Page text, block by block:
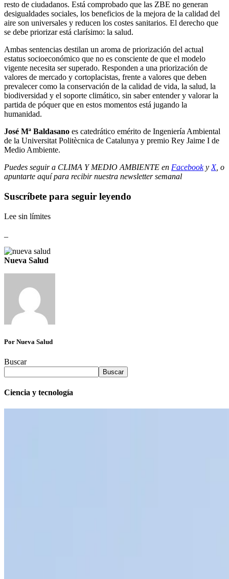
resto de ciudadanos. Está comprobado que las ZBE no generan
desigualdades sociales, los beneficios de la mejora de la calidad del
aire son universales y reducen los costes sanitarios. El derecho que
se debe priorizar está clarísimo: la salud.
Ambas sentencias destilan un aroma de priorización del actual
estatus socioeconómico que no es consciente de que el modelo
vigente necesita ser superado. Responden a una priorización de
valores de mercado y cortoplacistas, frente a valores que deben
prevalecer como la conservación de la calidad de vida, la salud, la
biodiversidad y el soporte climático, sin saber entender y valorar la
partida de póquer que en estos momentos está jugando la
humanidad.
José Mª Baldasano es catedrático emérito de Ingeniería Ambiental
de la Universitat Politècnica de Catalunya y premio Rey Jaime I de
Medio Ambiente.
Puedes seguir a CLIMA Y MEDIO AMBIENTE en Facebooky X, o
apuntarte aquí para recibirnuestra newsletter semanal
Suscríbete para seguir leyendo
Lee sin límites
Nueva Salud
Por Nueva Salud
Buscar
Buscar
Ciencia y tecnología